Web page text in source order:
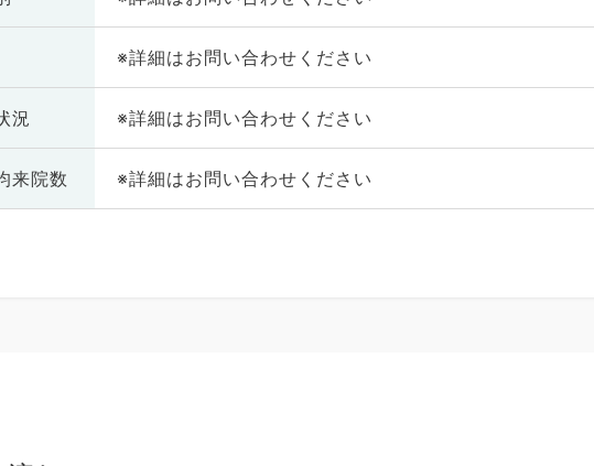
※詳細はお問い合わせください
況 ※詳細はお問い合わせください
来院数 ※詳細はお問い合わせください